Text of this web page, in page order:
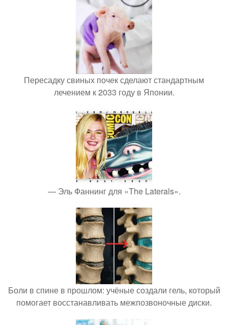
Пересадку свиных почек сделают стандартным
лечением к 2033 году в Японии.
— Эль Фаннинг для «The Laterals».
Боли в спине в прошлом: учёные создали гель, который
помогает восстанавливать межпозвоночные диски.